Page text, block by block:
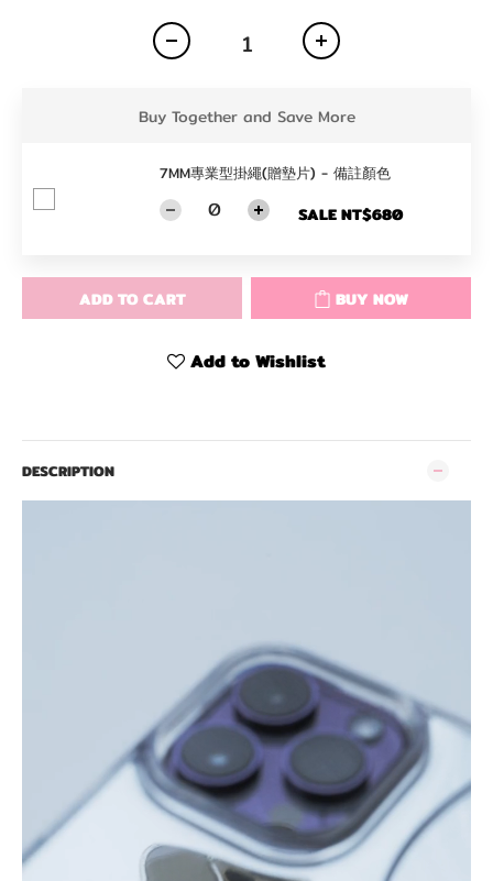
Buy Together and Save More
7MM專業型掛繩(贈墊片) - 備註顏色
SALE NT$680
ADD TO CART BUY NOW
Add to Wishlist
DESCRIPTION